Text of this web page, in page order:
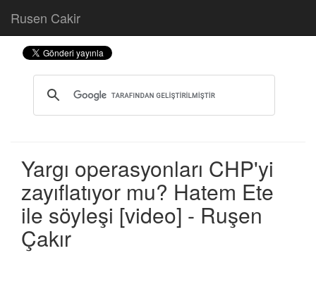
Rusen Cakir
Yargı operasyonları CHP'yi
zayıflatıyor mu? Hatem Ete
ile söyleşi [video] - Ruşen
Çakır